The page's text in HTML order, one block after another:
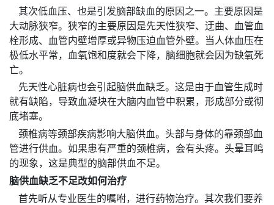
其次低血压、也是引发脑部缺血的原因之一。主要原因是
大动脉狭窄。狭窄的主要原因是先天性狭窄、迂曲、血管血
栓形成、血管内壁增厚或异物压迫血管外壁。当人体血压在
极低水平常，血氧饱和度就会下降，脑细胞就会因为缺氧死
亡。
先天性心脏病也会引起脑供血缺乏。这是由于血管生成时
就有缺陷，导致血凝块在大脑内血管中积累，形成部分或彻
底堵塞。
颈椎病等颈部疾病影响大脑供血。头部与身体的靠颈部血
管进行供血。如果患有严重的颈椎病，会有头疼。头晕耳鸣
的现象，这是典型的脑部供血不足。
脑供血缺乏不足改如何治疗
首先听从专业医生的嘱咐，进行药物治疗。其次我们要养